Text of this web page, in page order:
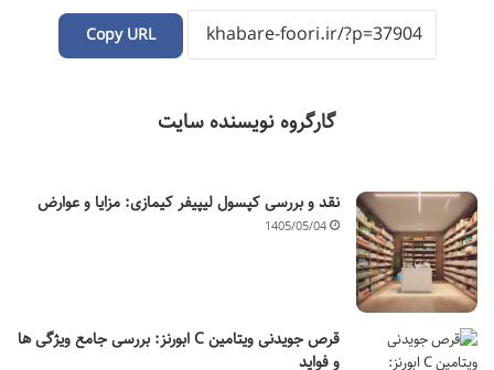
Copy URL
گارگروه نویسنده سایت
نقد و بررسی کپسول لیپیفر کیمازی: مزایا و عوارض
1405/05/04
قرص جویدنی ویتامین C ابورنز: بررسی جامع ویژگی ها
و فواید